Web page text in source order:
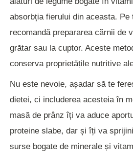
absorbția fierului din aceasta. Pe
recomandă prepararea cărnii de
grătar sau la cuptor. Aceste
conserva proprietățile nutritive
Nu este nevoie, așadar să te
dietei, ci includerea acesteia în
masă de prânz îți va aduce
proteine slabe, dar și îți va
surse bogate de minerale și